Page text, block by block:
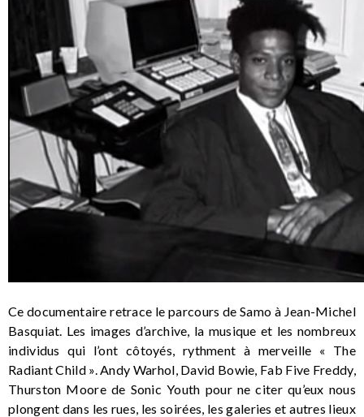
Ce documentaire retrace le parcours de Samo à Jean-Michel
Basquiat. Les images d’archive, la musique et les nombreux
individus qui l’ont côtoyés, rythment à merveille « The
Radiant Child ». Andy Warhol, David Bowie, Fab Five Freddy,
Thurston Moore de Sonic Youth pour ne citer qu’eux nous
plongent dans les rues, les soirées, les galeries et autres lieux